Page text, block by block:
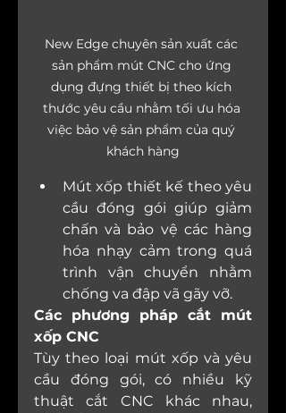
New Edge chuyên sản xuất các
sản phẩm mút CNC cho ứng
dụng đựng thiết bị theo kích
thước yêu cầu nhằm tối ưu hóa
việc bảo vệ sản phẩm của quý
khách hàng
Mút xốp thiết kế theo yêu
cầu đóng gói giúp giảm
chấn và bảo vệ các hàng
hóa nhạy cảm trong quá
trình vận chuyển nhằm
chống va đập vã gãy vỡ.
Các phương pháp cắt mút
xốp CNC
Tùy theo loại mút xốp và yêu
cầu đóng gói, có nhiều kỹ
thuật cắt CNC khác nhau,